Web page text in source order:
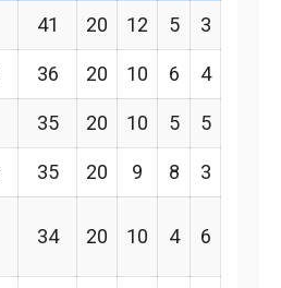
41 20 12 5 3
36 20 10 6 4
35 20 10 5 5
35 20 9 8 3
34 20 10 4 6